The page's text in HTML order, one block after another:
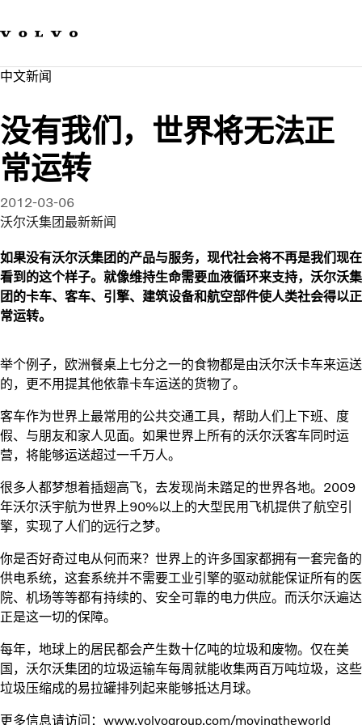
可持续发展
新闻与媒体
关于我们
中文新闻​
没有我们，世界将无法正
常运转
2012-03-06
沃尔沃集团最新新闻
如果没有沃尔沃集团的产品与服务，现代社会将不再是我们现在
看到的这个样子。就像维持生命需要血液循环来支持，沃尔沃集
团的卡车、客车、引擎、建筑设备和航空部件使人类社会得以正
常运转。
举个例子，欧洲餐桌上七分之一的食物都是由沃尔沃卡车来运送
的，更不用提其他依靠卡车运送的货物了。
客车作为世界上最常用的公共交通工具，帮助人们上下班、度
假、与朋友和家人见面。如果世界上所有的沃尔沃客车同时运
营，将能够运送超过一千万人。
很多人都梦想着插翅高飞，去发现尚未踏足的世界各地。2009
年沃尔沃宇航为世界上90%以上的大型民用飞机提供了航空引
擎，实现了人们的远行之梦。
你是否好奇过电从何而来？世界上的许多国家都拥有一套完备的
供电系统，这套系统并不需要工业引擎的驱动就能保证所有的医
院、机场等等都有持续的、安全可靠的电力供应。而沃尔沃遍达
正是这一切的保障。
每年，地球上的居民都会产生数十亿吨的垃圾和废物。仅在美
国，沃尔沃集团的垃圾运输车每周就能收集两百万吨垃圾，这些
垃圾压缩成的易拉罐排列起来能够抵达月球。
更多信息请访问：www.volvogroup.com/movingtheworld